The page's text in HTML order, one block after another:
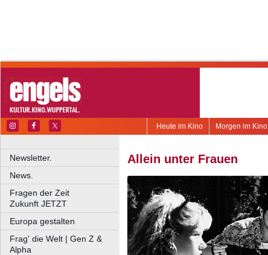
Morgen im Kino
Heute im Kino
Newsletter.
News.
Fragen der Zeit
Zukunft JETZT
Europa gestalten
Frag' die Welt | Gen Z &
Alpha
Allein unter Frauen